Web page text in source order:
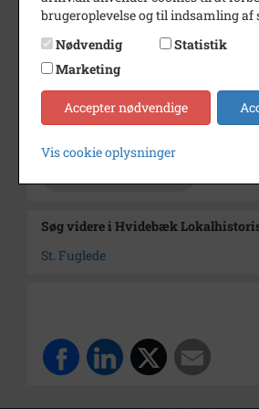
Dateringsnote
2001
Fotograf
Kurt Johansen
Størrelse
Se på kort
Søg videre i Hvidebæk
St. Fuglede
brugeroplevelse og til indsamling af
Nødvendig
Statistik
Marketing
Accepter nødvendige
Vis cookie oplysninger